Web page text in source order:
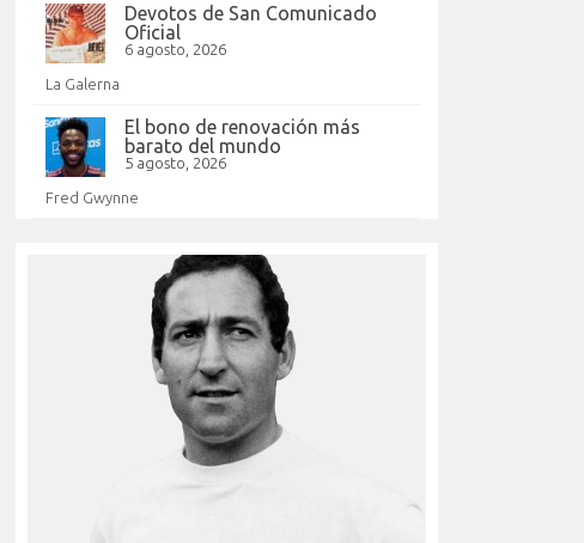
Devotos de San Comunicado
Oficial
6 agosto, 2026
La Galerna
El bono de renovación más
barato del mundo
5 agosto, 2026
Fred Gwynne